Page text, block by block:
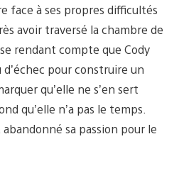
face à ses propres difficultés
avoir traversé la chambre de
rendant compte que Cody
d’échec pour construire un
qu’elle ne s’en sert
qu’elle n’a pas le temps.
sa passion pour le